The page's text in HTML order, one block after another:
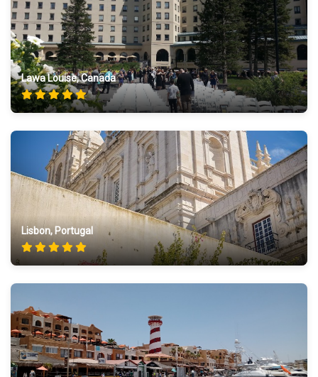
Lawa Louise, Canada
Lisbon, Portugal